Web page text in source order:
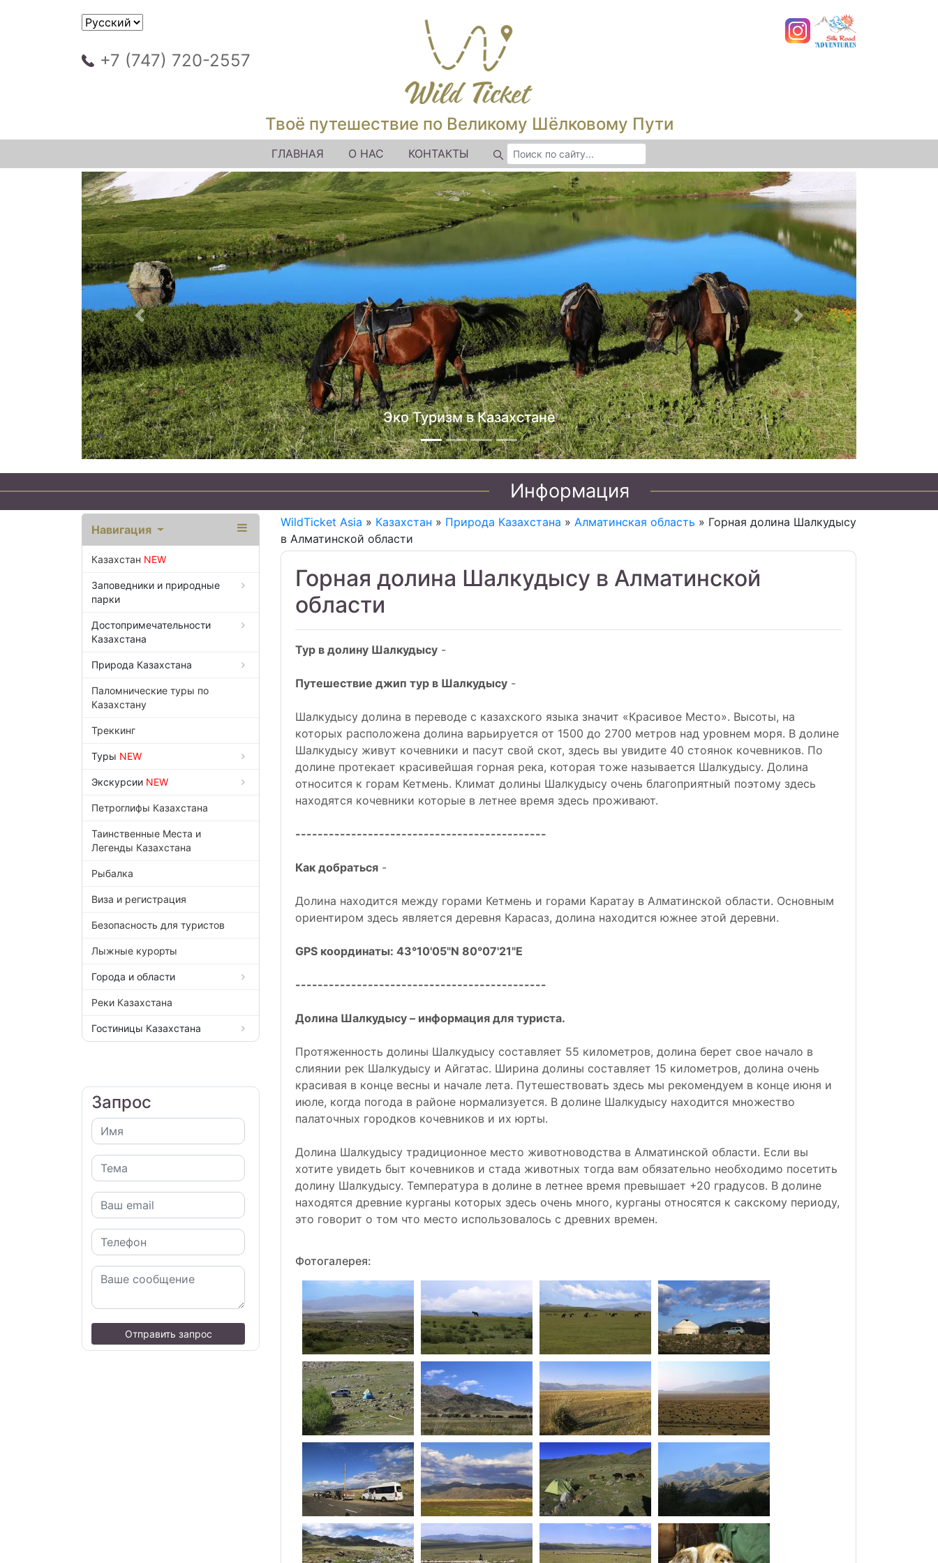
+7 (747) 720-2557
Твоё путешествие по Великому Шёлковому Пути
ГЛАВНАЯ О НАС КОНТАКТЫ
Джип туры по Казахстану
Предыдущий Следующий
Информация
Навигация
Казахстан NEW
Заповедники и природные
парки
Достопримечательности
Казахстана
Природа Казахстана
Паломнические туры по
Казахстану
Треккинг
Туры NEW
Экскурсии NEW
Петроглифы Казахстана
Таинственные Места и
Легенды Казахстана
Рыбалка
Виза и регистрация
Безопасность для туристов
Лыжные курорты
Города и области
Реки Казахстана
Гостиницы Казахстана
Запрос
Отправить запрос
WildTicket Asia » Казахстан » Природа Казахстана » Алматинская область » Горная долина Шалкудысу
в Алматинской области
Горная долина Шалкудысу в Алматинской
области
Тур в долину Шалкудысу -
Путешествие джип тур в Шалкудысу -
Шалкудысу долина в переводе с казахского языка значит «Красивое Место». Высоты, на
которых расположена долина варьируется от 1500 до 2700 метров над уровнем моря. В долине
Шалкудысу живут кочевники и пасут свой скот, здесь вы увидите 40 стоянок кочевников. По
долине протекает красивейшая горная река, которая тоже называется Шалкудысу. Долина
относится к горам Кетмень. Климат долины Шалкудысу очень благоприятный поэтому здесь
находятся кочевники которые в летнее время здесь проживают.
---------------------------------------------
Как добраться -
Долина находится между горами Кетмень и горами Каратау в Алматинской области. Основным
ориентиром здесь является деревня Карасаз, долина находится южнее этой деревни.
GPS координаты: 43°10'05"N 80°07'21"E
---------------------------------------------
Долина Шалкудысу – информация для туриста.
Протяженность долины Шалкудысу составляет 55 километров, долина берет свое начало в
слиянии рек Шалкудысу и Айгатас. Ширина долины составляет 15 километров, долина очень
красивая в конце весны и начале лета. Путешествовать здесь мы рекомендуем в конце июня и
июле, когда погода в районе нормализуется. В долине Шалкудысу находится множество
палаточных городков кочевников и их юрты.
Долина Шалкудысу традиционное место животноводства в Алматинской области. Если вы
хотите увидеть быт кочевников и стада животных тогда вам обязательно необходимо посетить
долину Шалкудысу. Температура в долине в летнее время превышает +20 градусов. В долине
находятся древние курганы которых здесь очень много, курганы относятся к сакскому периоду,
это говорит о том что место использовалось с древних времен.
Фотогалерея: